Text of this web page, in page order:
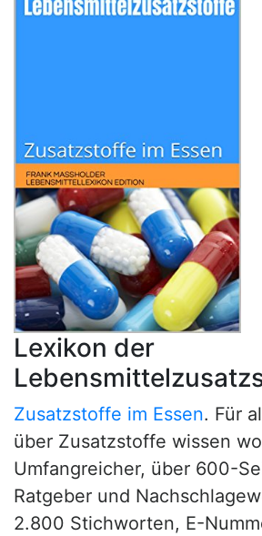
Lexikon der
Zusatzstoffe im Essen. Für
über Zusatzstoffe wissen
Umfangreicher, über 600-
Ratgeber und
2.800 Stichworten, E-